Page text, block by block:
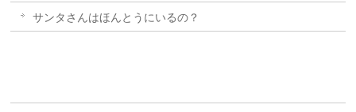
サンタさんはほんとうにいるの？